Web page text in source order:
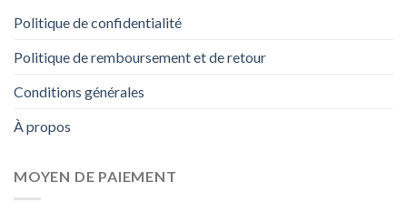
Politique de confidentialité
Politique de remboursement et de retour
Conditions générales
À propos
MOYEN DE PAIEMENT